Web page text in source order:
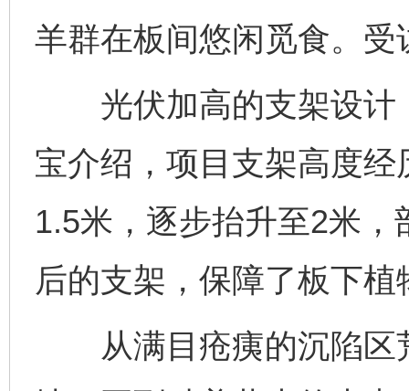
羊群在板间悠闲觅食。受
光伏加高的支架设计
宝介绍，项目支架高度
1.5米，逐步抬升至2米
后的支架，保障了板下
从满目疮痍的沉陷区